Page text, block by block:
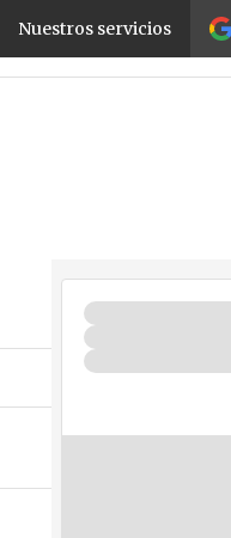
Nuestros servicios
NegociosSeguridad